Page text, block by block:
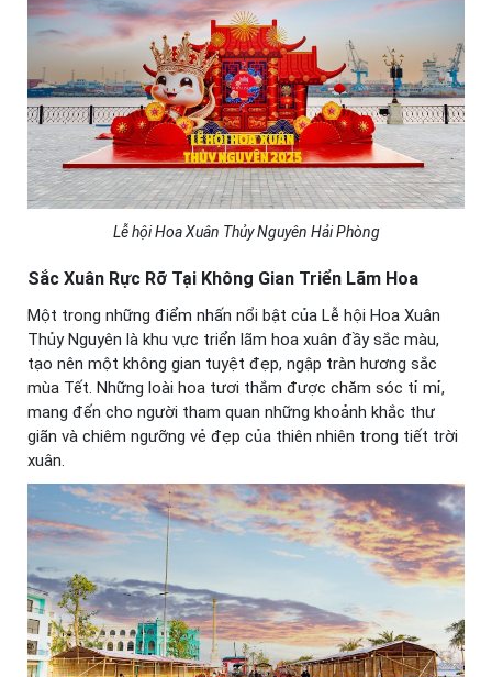
Lễ hội Hoa Xuân Thủy Nguyên Hải Phòng
Sắc Xuân Rực Rỡ Tại Không Gian Triển Lãm Hoa
Một trong những điểm nhấn nổi bật của Lễ hội Hoa Xuân
Thủy Nguyên là khu vực triển lãm hoa xuân đầy sắc màu,
tạo nên một không gian tuyệt đẹp, ngập tràn hương sắc
mùa Tết. Những loài hoa tươi thắm được chăm sóc tỉ mỉ,
mang đến cho người tham quan những khoảnh khắc thư
giãn và chiêm ngưỡng vẻ đẹp của thiên nhiên trong tiết trời
xuân.